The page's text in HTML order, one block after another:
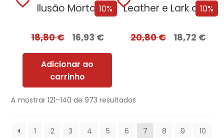
10%
Ilusão Mortal
18,80€ 16,93 €
Adicionar ao
carrinho
10%
Leather e Lark com EDGES
20,80€ 18,72 €
A mostrar 121–140 de 973 resultados
1 2 3 4 5 6 7 8 9
10